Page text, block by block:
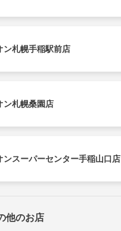
ン札幌手稲駅前店
ン札幌桑園店
ンスーパーセンター手稲山口店
他のお店